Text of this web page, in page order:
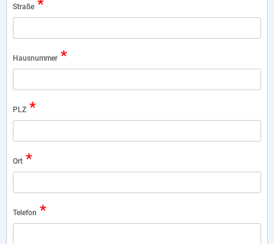
Straße *
Hausnummer *
PLZ *
Ort *
Telefon *